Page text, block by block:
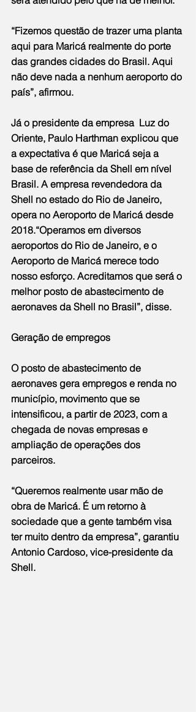
“Fizemos questão de trazer uma planta
aqui para Maricá realmente do porte
das grandes cidades do Brasil. Aqui
não deve nada a nenhum aeroporto do
país”, afirmou.
Já o presidente da empresa  Luz do
Oriente, Paulo Harthman explicou que
a expectativa é que Maricá seja a
base de referência da Shell em nível
Brasil. A empresa revendedora da
Shell no estado do Rio de Janeiro,
opera no Aeroporto de Maricá desde
2018.“Operamos em diversos
aeroportos do Rio de Janeiro, e o
Aeroporto de Maricá merece todo
nosso esforço. Acreditamos que será o
melhor posto de abastecimento de
aeronaves da Shell no Brasil”, disse.
Geração de empregos
O posto de abastecimento de
aeronaves gera empregos e renda no
município, movimento que se
intensificou, a partir de 2023, com a
chegada de novas empresas e
ampliação de operações dos
parceiros.
“Queremos realmente usar mão de
obra de Maricá. É um retorno à
sociedade que a gente também visa
ter muito dentro da empresa”, garantiu
Antonio Cardoso, vice-presidente da
Shell.